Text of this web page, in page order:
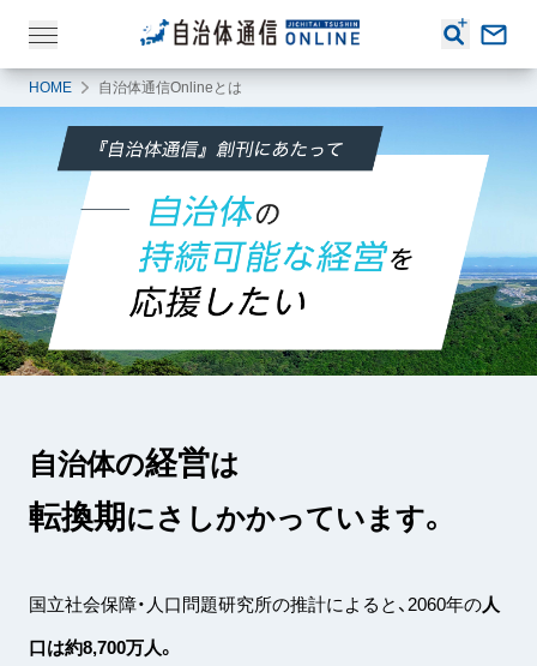
HOME 自治体通信Onlineとは
自治体の経営は
転換期 にさしかかっています。
国立社会保障・人口問題研究所の推計によると、2060年の人
口は約8,700万人。